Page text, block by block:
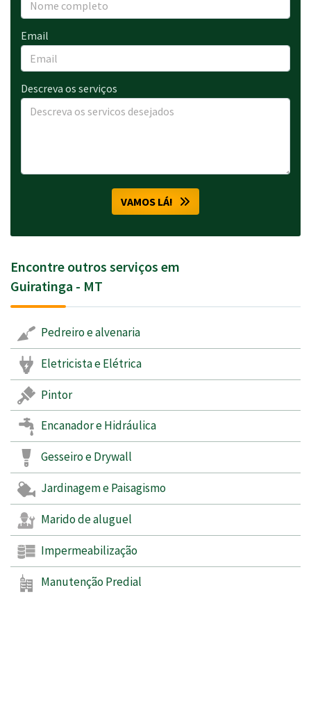
Email
Descreva os serviços
VAMOS LÁ!
Encontre outros serviços em
Guiratinga - MT
Pedreiro e alvenaria
Eletricista e Elétrica
Pintor
Encanador e Hidráulica
Gesseiro e Drywall
Jardinagem e Paisagismo
Marido de aluguel
Impermeabilização
Manutenção Predial